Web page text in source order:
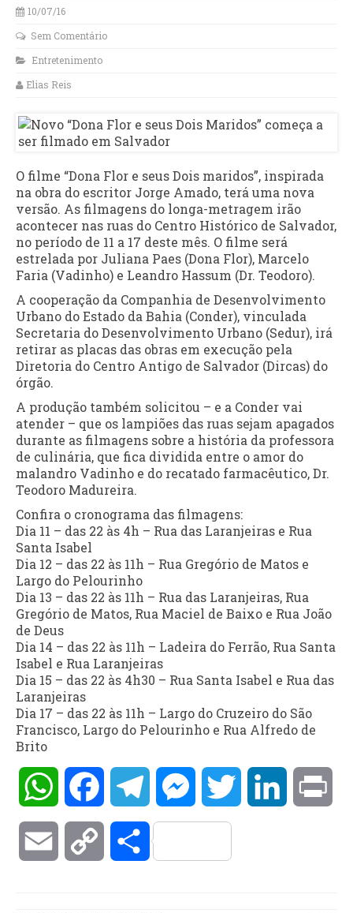
10/07/16
Sem Comentário
Entretenimento
Elias Reis
O filme “Dona Flor e seus Dois maridos”, inspirada
na obra do escritor Jorge Amado, terá uma nova
versão. As filmagens do longa-metragem irão
acontecer nas ruas do Centro Histórico de Salvador,
no período de 11 a 17 deste mês. O filme será
estrelada por Juliana Paes (Dona Flor), Marcelo
Faria (Vadinho) e Leandro Hassum (Dr. Teodoro).
A cooperação da Companhia de Desenvolvimento
Urbano do Estado da Bahia (Conder), vinculada
Secretaria do Desenvolvimento Urbano (Sedur), irá
retirar as placas das obras em execução pela
Diretoria do Centro Antigo de Salvador (Dircas) do
órgão.
A produção também solicitou – e a Conder vai
atender – que os lampiões das ruas sejam apagados
durante as filmagens sobre a história da professora
de culinária, que fica dividida entre o amor do
malandro Vadinho e do recatado farmacêutico, Dr.
Teodoro Madureira.
Confira o cronograma das filmagens:
Dia 11 – das 22 às 4h – Rua das Laranjeiras e Rua
Santa Isabel
Dia 12 – das 22 às 11h – Rua Gregório de Matos e
Largo do Pelourinho
Dia 13 – das 22 às 11h – Rua das Laranjeiras, Rua
Gregório de Matos, Rua Maciel de Baixo e Rua João
de Deus
Dia 14 – das 22 às 11h – Ladeira do Ferrão, Rua Santa
Isabel e Rua Laranjeiras
Dia 15 – das 22 às 4h30 – Rua Santa Isabel e Rua das
Laranjeiras
Dia 17 – das 22 às 11h – Largo do Cruzeiro do São
Francisco, Largo do Pelourinho e Rua Alfredo de
Brito
WhatsAppFacebookTelegramMessengerTwitter LinkedIn
Email Copy Compartilhar